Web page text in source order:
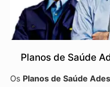
Planos de Saúde
Os Planos de Saúde